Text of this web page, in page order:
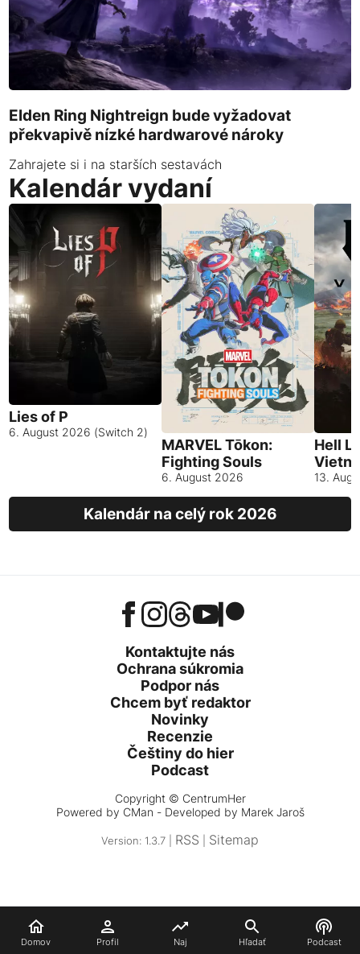
Domov Profil Naj Hľadať Podcast
Elden Ring Nightreign bude vyžadovat
překvapivě nízké hardwarové nároky
Zahrajete si i na starších sestavách
Kalendár vydaní
Lies of P
6. August 2026 (Switch 2)
MARVEL Tōkon:
Fighting Souls
6. August 2026
Hell
13.
Kalendár na celý rok 2026
Kontaktujte nás
Ochrana súkromia
Podpor nás
Chcem byť redaktor
Novinky
Recenzie
Češtiny do hier
Podcast
Copyright © CentrumHer
Powered by CMan - Developed by Marek Jaroš
Version: 1.3.7 | RSS Sitemap